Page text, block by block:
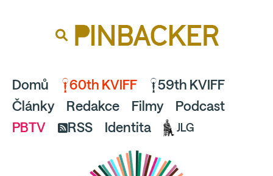
a pusťte se do čtení.
PINBACKER
Domů 60th KVIFF
59th KVIFF
Články
Redakce Filmy
Podcast
PBTV
RSS Identita JLG